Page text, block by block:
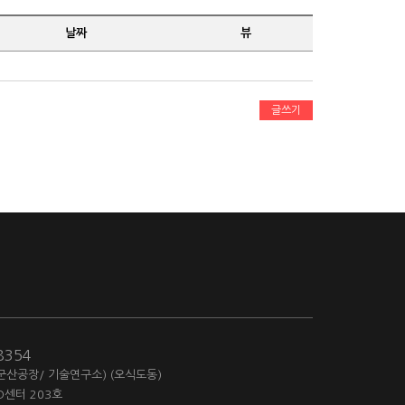
날짜 뷰
글쓰기
공장/ 기술연구소) (오식도동)
센터 203호